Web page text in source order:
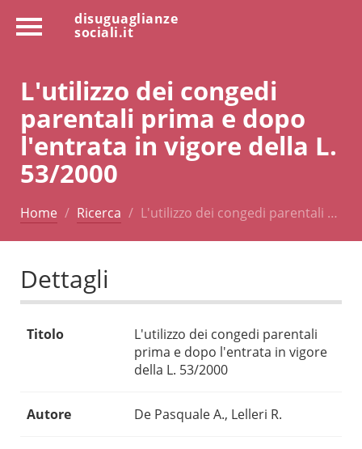
disuguaglianze
sociali.it
L'utilizzo dei congedi
parentali prima e dopo
l'entrata in vigore della L.
53/2000
Home Ricerca L'utilizzo dei congedi parentali …
Dettagli
Titolo
L'utilizzo dei congedi parentali
prima e dopo l'entrata in vigore
della L. 53/2000
Autore De Pasquale A., Lelleri R.